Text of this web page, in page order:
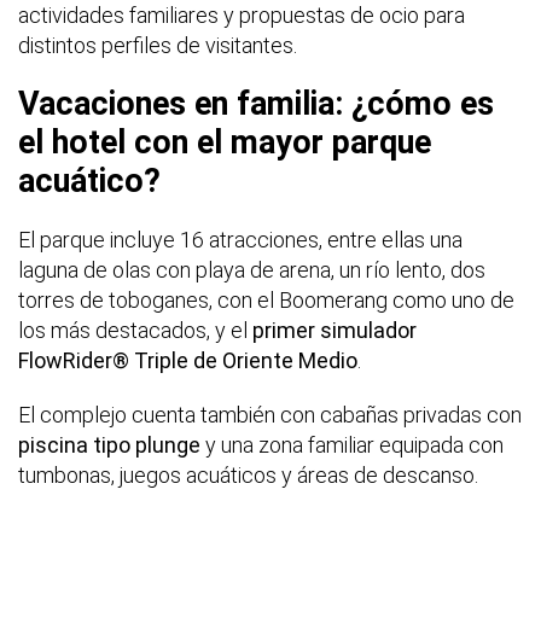
actividades familiares y propuestas de ocio para
distintos perfiles de visitantes.
Vacaciones en familia: ¿cómo es
el hotel con el mayor parque
acuático?
El parque incluye 16 atracciones, entre ellas una
laguna de olas con playa de arena, un río lento, dos
torres de toboganes, con el Boomerang como uno de
los más destacados, y el primer simulador
FlowRider® Triple de Oriente Medio
El complejo cuenta también con cabañas privadas con
piscina tipo plunge y una zona familiar equipada con
tumbonas, juegos acuáticos y áreas de descanso.